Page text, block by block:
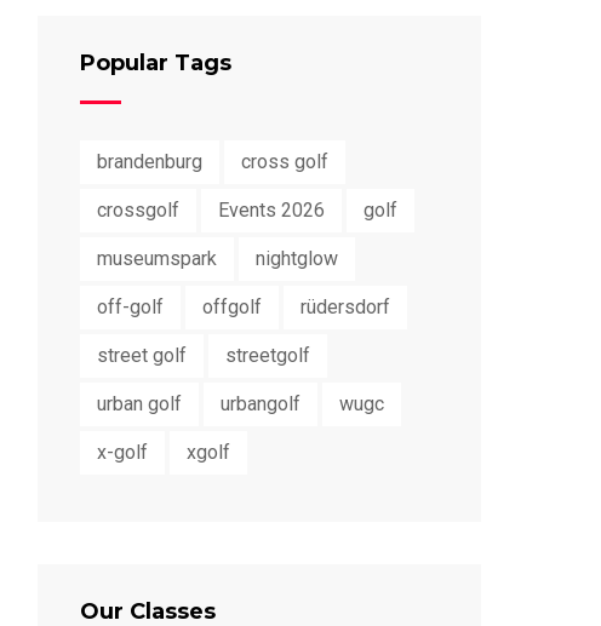
Popular Tags
brandenburg cross golf
crossgolf Events 2026 golf
museumspark nightglow
off-golf offgolf rüdersdorf
street golf streetgolf
urban golf urbangolf wugc
x-golf xgolf
Our Classes